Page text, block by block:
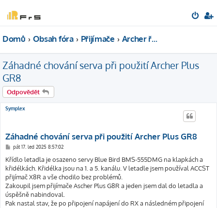
Domů Obsah fóra Přijímače Archer řada GR
Záhadné chování serva při použití Archer Plus
GR8
Odpovědět
Symplex
Záhadné chování serva při použití Archer Plus GR8
P
í
s
p
ě
v
e
k
pát 17. led 2025 8:57:02
Křídlo letadla je osazeno servy Blue Bird BMS-555DMG na klapkách a
křidélkách. Křidélka jsou na 1. a 5. kanálu. V letadle jsem používal ACCST
přijímač X8R a vše chodilo bez problémů.
Zakoupil jsem přijímače Ascher Plus G8R a jeden jsem dal do letadla a
úspěšně nabindoval.
Pak nastal stav, že po připojení napájení do RX a následném připojení